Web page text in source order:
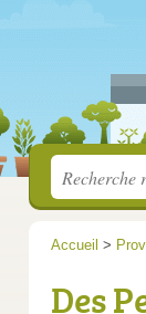
Accueil >
Des